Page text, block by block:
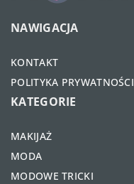
NAWIGACJA
KONTAKT
POLITYKA PRYWATNOŚCI
KATEGORIE
MAKIJAŻ
MODA
MODOWE TRICKI